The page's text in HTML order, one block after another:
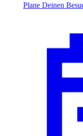
Plane Deinen